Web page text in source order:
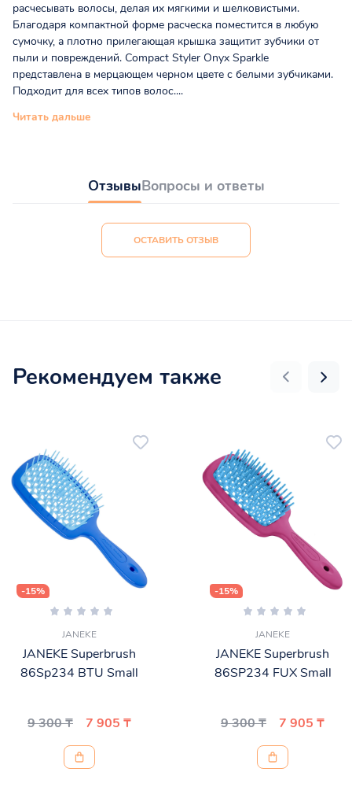
расчесывать волосы, делая их мягкими и шелковистыми.
Благодаря компактной форме расческа поместится в любую
сумочку, а плотно прилегающая крышка защитит зубчики от
пыли и повреждений. Compact Styler Onyx Sparkle
представлена в мерцающем черном цвете с белыми зубчиками.
Подходит для всех типов волос....
Читать дальше
ОтзывыВопросы и ответы
ОСТАВИТЬ ОТЗЫВ
Рекомендуем также
-15%
JANEKE
JANEKE Superbrush
86Sp234 BTU Small
9 300 ₸ 7 905 ₸
-15%
JANEKE
JANEKE Superbrush
86SP234 FUX Small
9 300 ₸ 7 905 ₸